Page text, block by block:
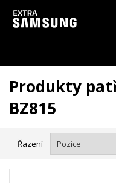
Vzhledem k aktuální situaci
zpozdit.
Produkty
BZ815
Řazení